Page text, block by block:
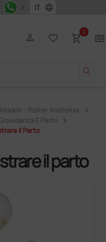
| language
search
person favorite_border shopping_cart0 two_pager
Modelli - Poster Anatomia
Gravidanza E Parto
Il Parto
il parto